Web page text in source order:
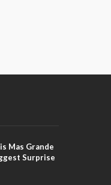
Mas Grande
Surprise